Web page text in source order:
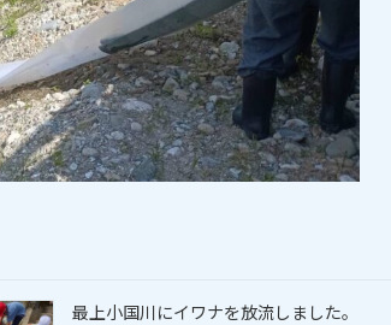
最上小国川にイワナを放流しました。